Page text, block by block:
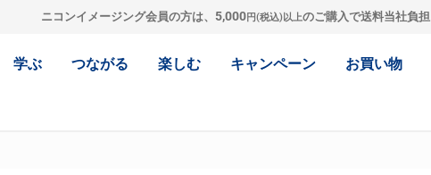
ニコンイメージング会員の方は、 5,000円(税込)以上のご購入で送料当社負担
学ぶ つながる 楽しむ キャンペーン お買い物